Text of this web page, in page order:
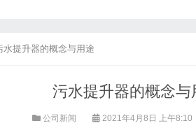
水提升器的概念与用途
污水提升器的概念与
公司新闻 2021年4月8日 上午8:10